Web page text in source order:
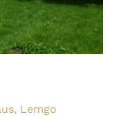
Lemgo